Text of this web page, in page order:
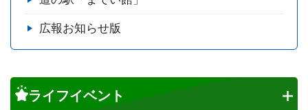
広報お知らせ版
ライフイベント